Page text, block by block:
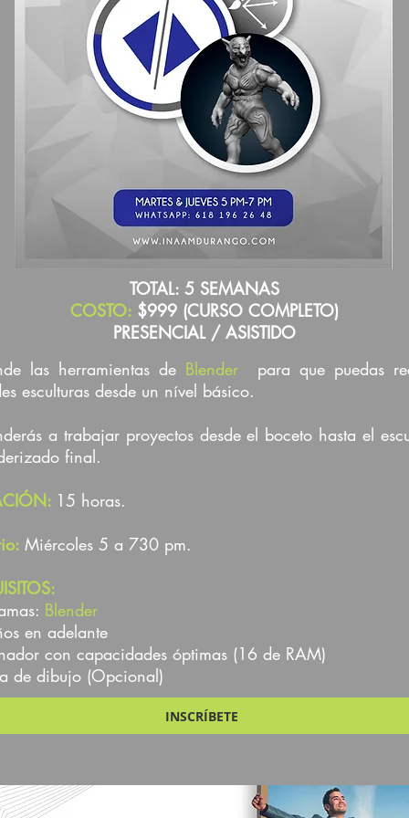
TOTAL: 5 SEMANAS
COSTO: $999 (CURSO COMPLETO)
PRESENCIAL / ASISTIDO
las herramientas de Blender
para que puedas
esculturas desde un nível básico.
a trabajar proyectos desde el boceto hasta el
final.
15 horas.
Miércoles 5 a 730 pm.
Blender
en adelante
con capacidades óptimas (16 de RAM)
de dibujo (Opcional)
INSCRÍBETE